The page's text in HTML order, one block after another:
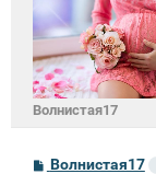
Волнистая17
СВолнистая17